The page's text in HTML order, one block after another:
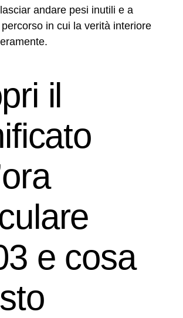
andare pesi inutili e a
in cui la verità interiore
il
e cosa